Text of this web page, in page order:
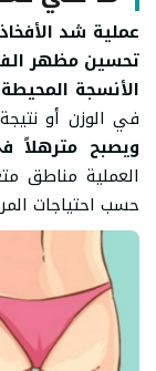
عملية شد الأفخاذ
تحسين مظهر
الأنسجة المحيطة
في الوزن أو
ويصبح مترهلاً
العملية مناطق
حسب احتياجات